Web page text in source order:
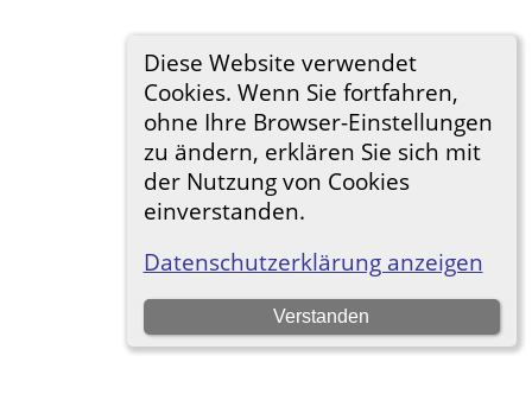
Diese Website verwendet
Cookies. Wenn Sie fortfahren,
ohne Ihre Browser-Einstellungen
zu ändern, erklären Sie sich mit
der Nutzung von Cookies
einverstanden.
Datenschutzerklärung anzeigen
Verstanden